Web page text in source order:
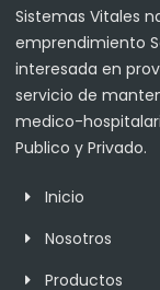
Sistemas Vitales
emprendimiento
interesada en
servicio de
medico-
Publico y Privado.
Inicio
Nosotros
Productos